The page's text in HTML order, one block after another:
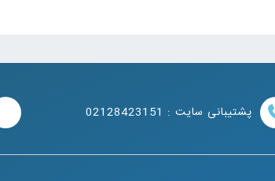
پشتیبانی سایت : 02128423151